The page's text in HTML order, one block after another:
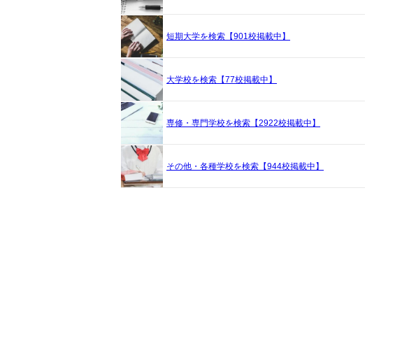
短期大学を検索【901校掲載中】
大学校を検索【77校掲載中】
専修・専門学校を検索【2922校掲載中】
その他・各種学校を検索【944校掲載中】